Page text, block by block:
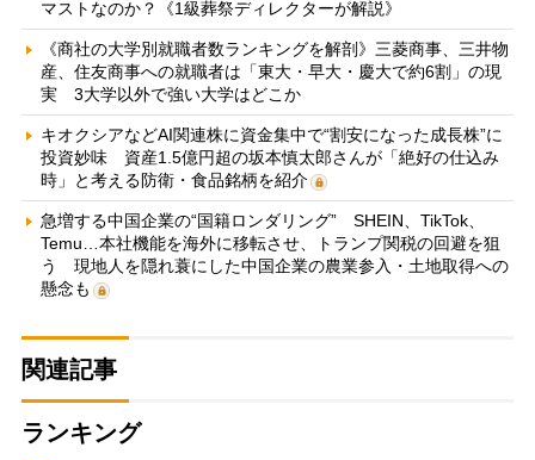
マストなのか？《1級葬祭ディレクターが解説》
《商社の大学別就職者数ランキングを解剖》三菱商事、三井物
産、住友商事への就職者は「東大・早大・慶大で約6割」の現
実 3大学以外で強い大学はどこか
キオクシアなどAI関連株に資金集中で“割安になった成長株”に
投資妙味 資産1.5億円超の坂本慎太郎さんが「絶好の仕込み
時」と考える防衛・食品銘柄を紹介
急増する中国企業の“国籍ロンダリング” SHEIN、TikTok、
Temu…本社機能を海外に移転させ、トランプ関税の回避を狙
う 現地人を隠れ蓑にした中国企業の農業参入・土地取得への
懸念も
関連記事
ランキング